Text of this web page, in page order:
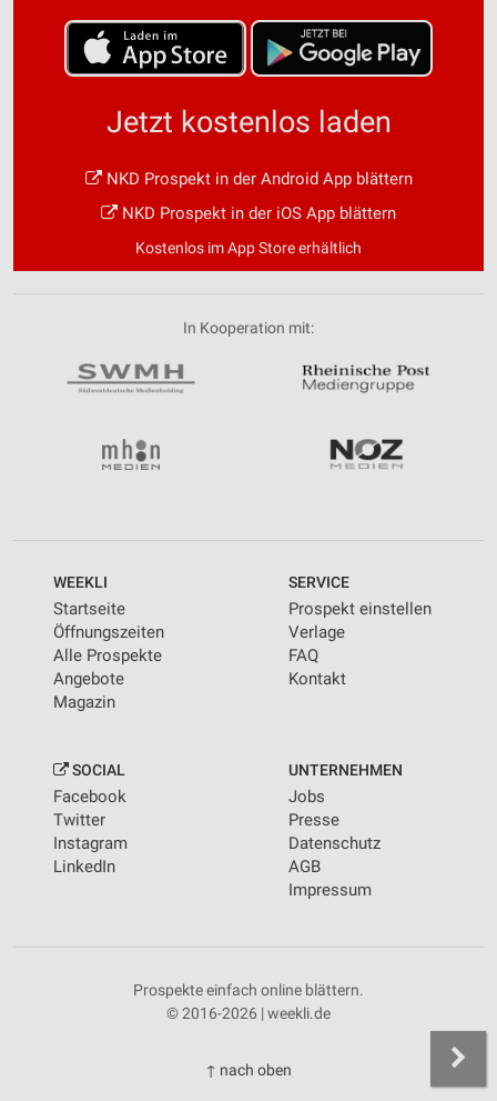
Jetzt kostenlos laden
NKD Prospekt in der Android App blättern
NKD Prospekt in der iOS App blättern
Kostenlos im App Store erhältlich
In Kooperation mit:
WEEKLI
Startseite
Öffnungszeiten
Alle Prospekte
Angebote
Magazin
SERVICE
Prospekt einstellen
Verlage
FAQ
Kontakt
SOCIAL
Facebook
Twitter
Instagram
LinkedIn
UNTERNEHMEN
Jobs
Presse
Datenschutz
AGB
Impressum
Prospekte einfach online blättern.
© 2016-2026 | weekli.de
↑ nach oben